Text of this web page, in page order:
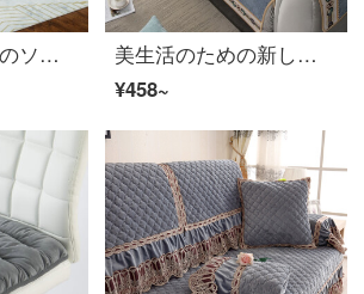
一生の水晶の绒のソファーのクッションが厚いです。冬のソファカバーは全部包んで、贵妃式の组み合わせソファタオルと中国式の木の毛の绒のソファーのクッションを组み合わせて、水晶の绒の心の灰色80+20*70 cmをオーダーメードします。
美生活のための新しい中国式ソファマット四季通用の滑り止め止めの木のバックパッキン現代中国風冬のシェニールのソファーカバーはオーダーメイドの福ボタン灰-灰70*70 cmの片片はタオルを支えることができます。
¥458~